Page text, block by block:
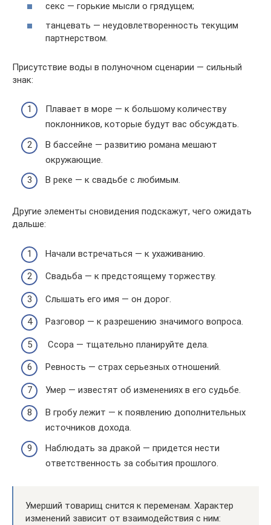
секс — горькие мысли о грядущем;
танцевать — неудовлетворенность текущим
партнерством.
Присутствие воды в полуночном сценарии — сильный
знак:
Плавает в море — к большому количеству
поклонников, которые будут вас обсуждать.
В бассейне — развитию романа мешают
окружающие.
В реке — к свадьбе с любимым.
Другие элементы сновидения подскажут, чего ожидать
дальше:
Начали встречаться — к ухаживанию.
Свадьба — к предстоящему торжеству.
Слышать его имя — он дорог.
Разговор — к разрешению значимого вопроса.
Ссора — тщательно планируйте дела.
Ревность — страх серьезных отношений.
Умер — известят об изменениях в его судьбе.
В гробу лежит — к появлению дополнительных
источников дохода.
Наблюдать за дракой — придется нести
ответственность за события прошлого.
Умерший товарищ снится к переменам. Характер
изменений зависит от взаимодействия с ним: